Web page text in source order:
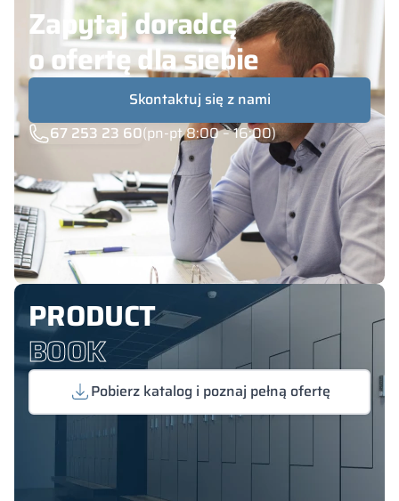
Zapytaj doradcę
o ofertę dla siebie
Skontaktuj się z nami
67 253 23 60(pn-pt 8:00 – 16:00)
PRODUCT
BOOK
Pobierz katalog i poznaj pełną ofertę